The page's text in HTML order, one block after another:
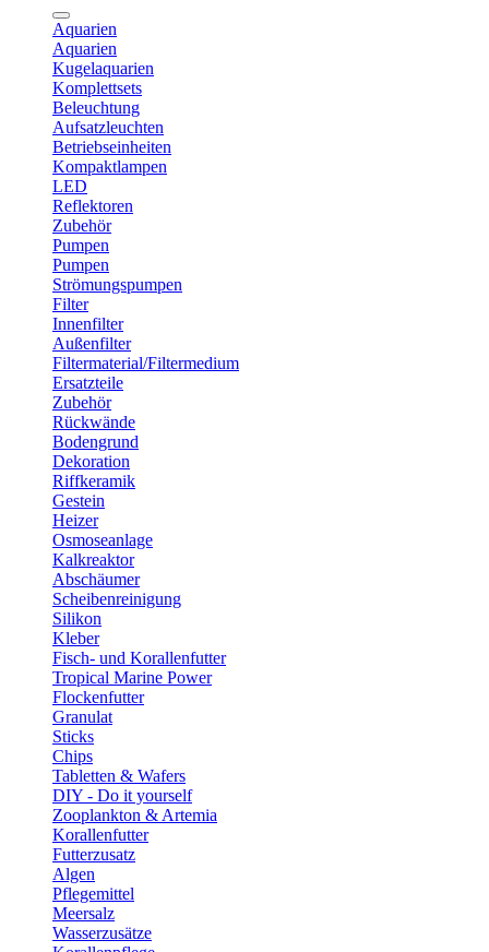
Aquarien
Aquarien
Kugelaquarien
Komplettsets
Beleuchtung
Aufsatzleuchten
Betriebseinheiten
Kompaktlampen
LED
Reflektoren
Zubehör
Pumpen
Pumpen
Strömungspumpen
Filter
Innenfilter
Außenfilter
Filtermaterial/Filtermedium
Ersatzteile
Zubehör
Rückwände
Bodengrund
Dekoration
Riffkeramik
Gestein
Heizer
Osmoseanlage
Kalkreaktor
Abschäumer
Scheibenreinigung
Silikon
Kleber
Fisch- und Korallenfutter
Tropical Marine Power
Flockenfutter
Granulat
Sticks
Chips
Tabletten & Wafers
DIY - Do it yourself
Zooplankton & Artemia
Korallenfutter
Futterzusatz
Algen
Pflegemittel
Meersalz
Wasserzusätze